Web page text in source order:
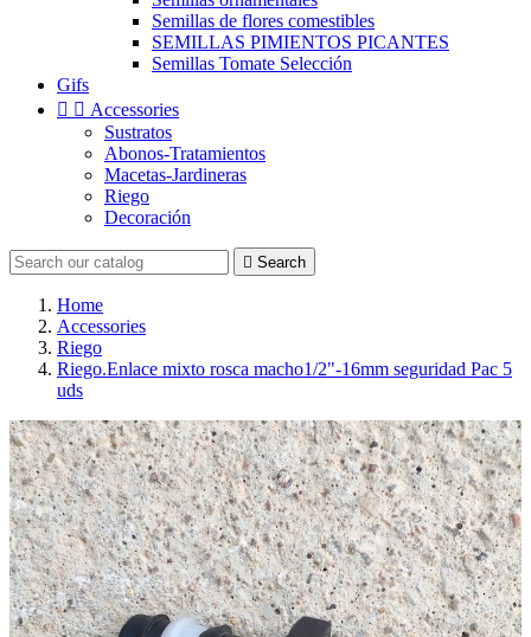
Semillas de flores comestibles
SEMILLAS PIMIENTOS PICANTES
Semillas Tomate Selección
Gifs
  Accessories
Sustratos
Abonos-Tratamientos
Macetas-Jardineras
Riego
Decoración
 Search
Home
Accessories
Riego
Riego.Enlace mixto rosca macho1/2"-16mm seguridad Pac 5
uds